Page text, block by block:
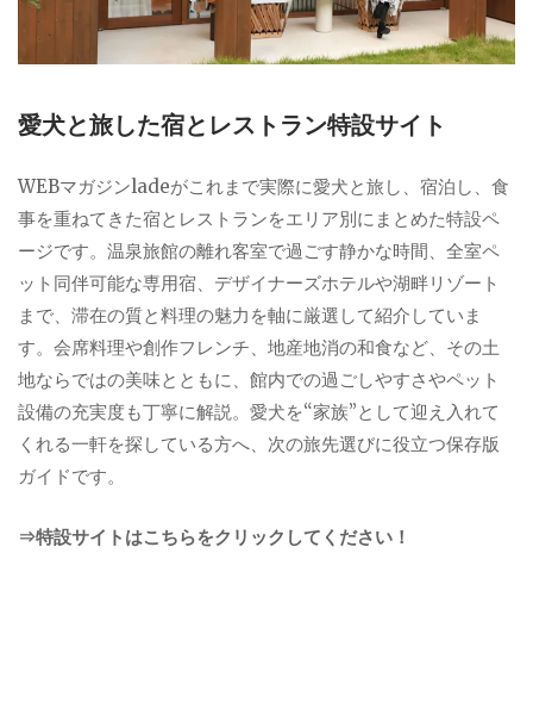
愛犬と旅した宿とレストラン特設サイト
WEBマガジンladeがこれまで実際に愛犬と旅し、宿泊し、食
事を重ねてきた宿とレストランをエリア別にまとめた特設ペ
ージです。温泉旅館の離れ客室で過ごす静かな時間、全室ペ
ット同伴可能な専用宿、デザイナーズホテルや湖畔リゾート
まで、滞在の質と料理の魅力を軸に厳選して紹介していま
す。会席料理や創作フレンチ、地産地消の和食など、その土
地ならではの美味とともに、館内での過ごしやすさやペット
設備の充実度も丁寧に解説。愛犬を“家族”として迎え入れて
くれる一軒を探している方へ、次の旅先選びに役立つ保存版
ガイドです。
⇒特設サイトはこちらをクリックしてください！